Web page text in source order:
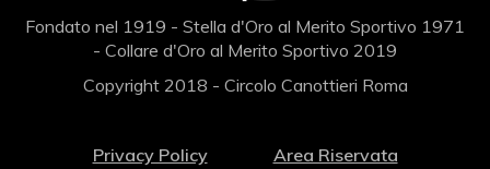
Fondato nel 1919 - Stella d'Oro al Merito Sportivo 1971
- Collare d'Oro al Merito Sportivo 2019
Copyright 2018 - Circolo Canottieri Roma
Privacy Policy Area Riservata